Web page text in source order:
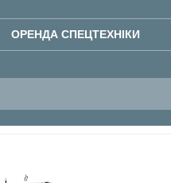
ОРЕНДА СПЕЦТЕХНІКИ